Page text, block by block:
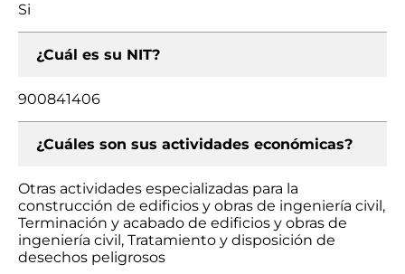
Si
¿Cuál es su NIT?
900841406
¿Cuáles son sus actividades económicas?
Otras actividades especializadas para la
construcción de edificios y obras de ingeniería civil,
Terminación y acabado de edificios y obras de
ingeniería civil, Tratamiento y disposición de
desechos peligrosos